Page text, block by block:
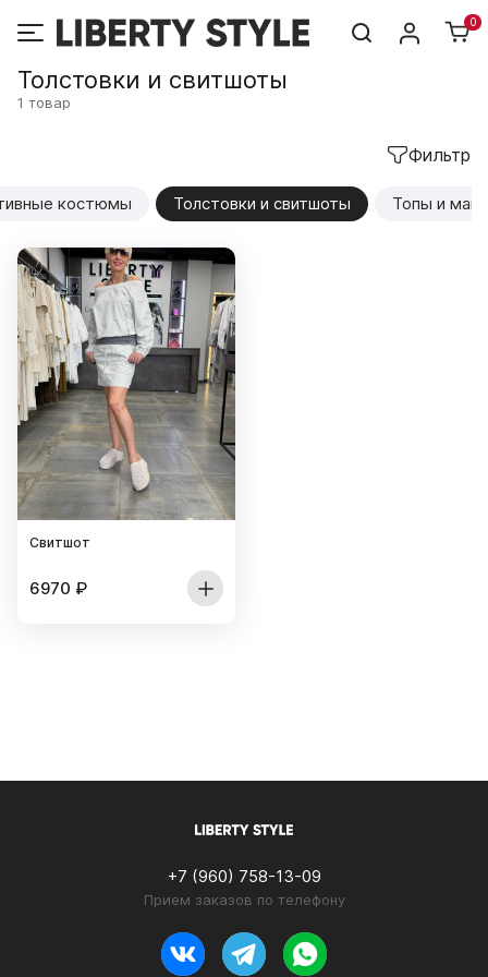
0
Толстовки и свитшоты
1 товар
Фильтр
костюмы Толстовки и свитшоты Топы и
Свитшот
6970 ₽
+7 (960) 758-13-09
Прием заказов по телефону